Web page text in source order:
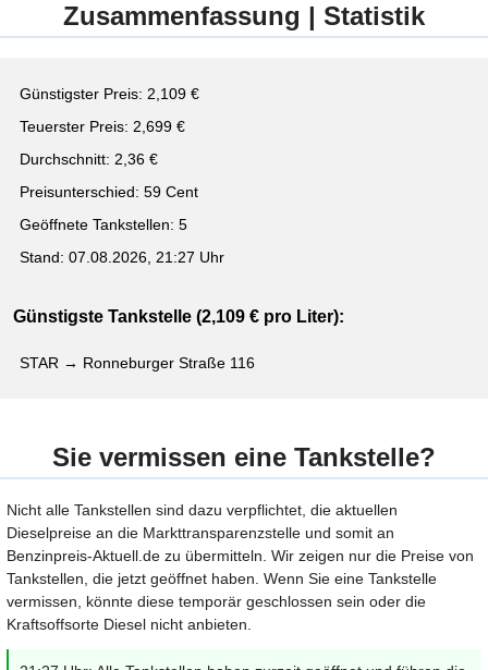
Zusammenfassung | Statistik
Günstigster Preis: 2,109 €
Teuerster Preis: 2,699 €
Durchschnitt: 2,36 €
Preisunterschied: 59 Cent
Geöffnete Tankstellen: 5
Stand: 07.08.2026, 21:27 Uhr
Günstigste Tankstelle (2,109 € pro Liter):
STAR → Ronneburger Straße 116
Sie vermissen eine Tankstelle?
Nicht alle Tankstellen sind dazu verpflichtet, die aktuellen
Dieselpreise an die Markttransparenzstelle und somit an
Benzinpreis-Aktuell.de zu übermitteln. Wir zeigen nur die Preise von
Tankstellen, die jetzt geöffnet haben. Wenn Sie eine Tankstelle
vermissen, könnte diese temporär geschlossen sein oder die
Kraftsoffsorte Diesel nicht anbieten.